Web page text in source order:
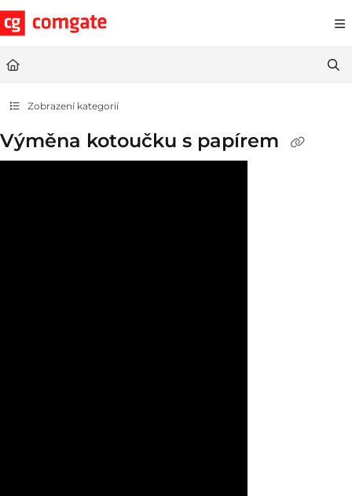
Documentation Index
Fetch the complete documentation index at: https://
Use this file to discover all available pages before exploring further.
Zobrazení kategorií
Výměna kotoučku s papírem